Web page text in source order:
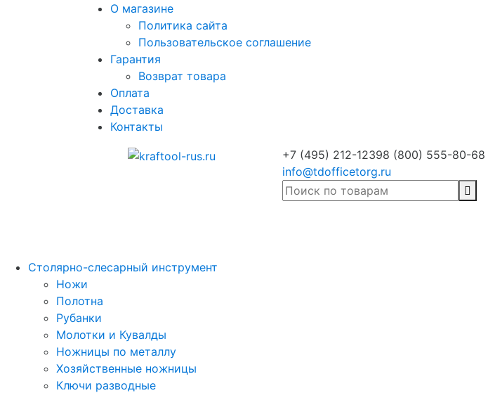
О магазине
Политика сайта
Пользовательское соглашение
Гарантия
Возврат товара
Оплата
Доставка
Контакты
+7 (495) 212-12398 (800) 555-80-68
info@tdofficetorg.ru
Столярно-слесарный инструмент
Ножи
Полотна
Рубанки
Молотки и Кувалды
Ножницы по металлу
Хозяйственные ножницы
Ключи разводные